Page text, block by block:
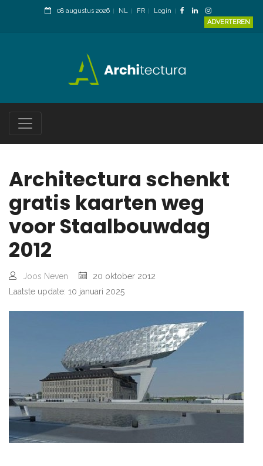
08 augustus 2026 NL FR
Login
ADVERTEREN
Architectura schenkt
gratis kaarten weg
voor Staalbouwdag
2012
Joos Neven
20 oktober 2012
Laatste update: 10 januari 2025